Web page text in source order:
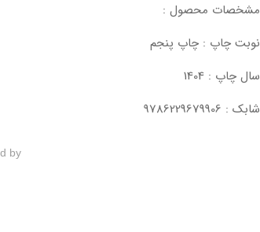
مشخصات محصول :
نوبت چاپ : چاپ پنجم
سال چاپ : 1404
شابک : 9786229679906
by